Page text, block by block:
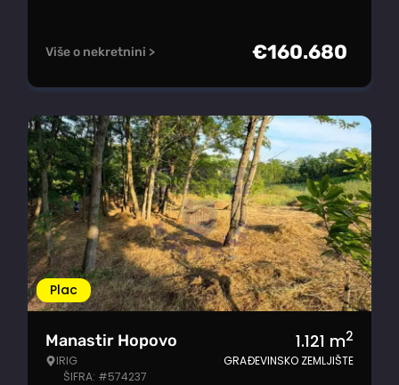
Više o nekretnini > €160.680
Plac
Manastir Hopovo
IRIG
ŠIFRA: #574237
1.121 m2
GRAĐEVINSKO ZEMLJIŠTE